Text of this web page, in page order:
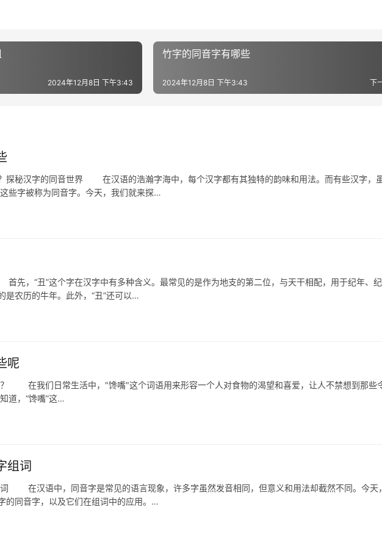
2024年12月8日 下午3:43
竹字的同音字有哪些
下
2024年12月8日 下午3:43
秘汉字的同音世界 在汉语的浩瀚字海中，每个汉字都有其独特的韵味和用法。而有些汉字，
些字被称为同音字。今天，我们就来探…
，“丑”这个字在汉字中有多种含义。最常见的是作为地支的第二位，与天干相配，用于纪年、纪
是农历的牛年。此外，“丑”还可以…
呢
在我们日常生活中，"馋嘴"这个词语用来形容一个人对食物的渴望和喜爱，让人不禁想到那些
道，“馋嘴”这…
组词
在汉语中，同音字是常见的语言现象，许多字虽然发音相同，但意义和用法却截然不同。今天
的同音字，以及它们在组词中的应用。…